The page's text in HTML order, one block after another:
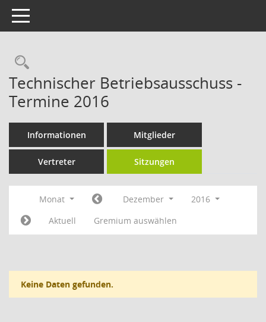
Toggle navigation
Rechercheauswahl
Technischer Betriebsausschuss -
Termine 2016
Informationen Mitglieder
Vertreter Sitzungen
Monat Dezember
2016
Aktuell
Gremium auswählen
Keine Daten gefunden.